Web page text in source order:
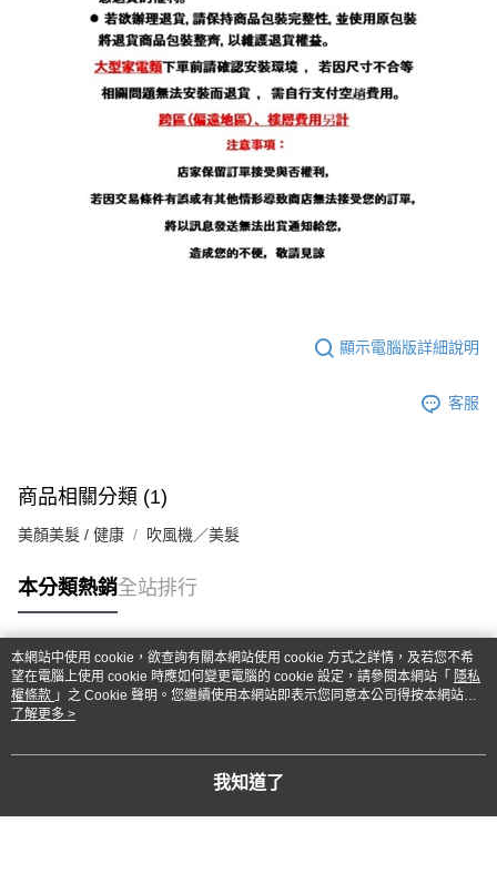
顯示電腦版詳細說明
客服
商品相關分類 (1)
美顏美髮 / 健康 吹風機／美髮
本分類熱銷全站排行
熱門標籤
本網站中使用 cookie，欲查詢有關本網站使用 cookie 方式之詳情，及若您不希
望在電腦上使用 cookie 時應如何變更電腦的 cookie 設定，請參閱本網站「 隱私
權條款 」之 Cookie 聲明。您繼續使用本網站即表示您同意本公司得按本網站使
用條款之 Cookie 聲明使用 cookie。
了解更多 >
我知道了